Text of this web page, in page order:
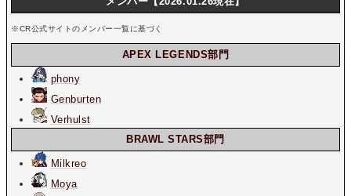
※CR公式サイトのメンバー一覧に基づく
APEX LEGENDS部門
phony
Genburten
Verhulst
BRAWL STARS部門
Milkreo
Moya